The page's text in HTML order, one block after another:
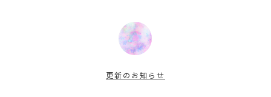
更新のお知らせ